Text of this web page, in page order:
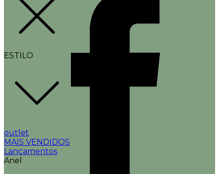
ESTILO
outlet
MAIS VENDIDOS
Lançamentos
Anel